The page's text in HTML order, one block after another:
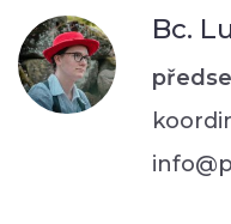
Bc.